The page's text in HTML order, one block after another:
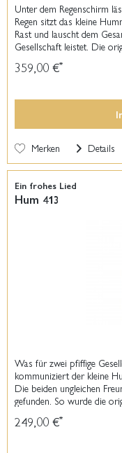
Unter dem Regenschirm
Regen sitzt das kleine
Rast und lauscht dem
Gesellschaft leistet. Die
359,00 €*
Merken Details
Ein frohes Lied
Hum 413
Was für zwei pfiffige
kommuniziert der kleine
Die beiden ungleichen
gefunden. So wurde die
249,00 €*